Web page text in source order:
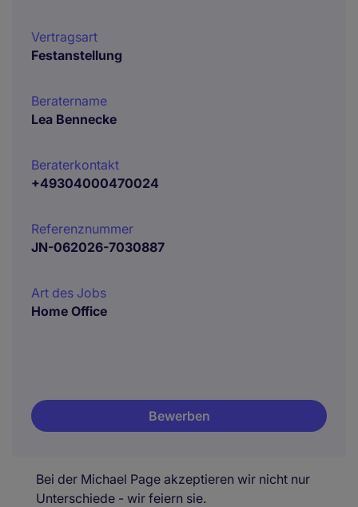
Vertragsart
Festanstellung
Beratername
Lea Bennecke
Beraterkontakt
+49304000470024
Referenznummer
JN-062026-7030887
Art des Jobs
Home Office
Bewerben
Bei der Michael Page akzeptieren wir nicht nur
Unterschiede - wir feiern sie.